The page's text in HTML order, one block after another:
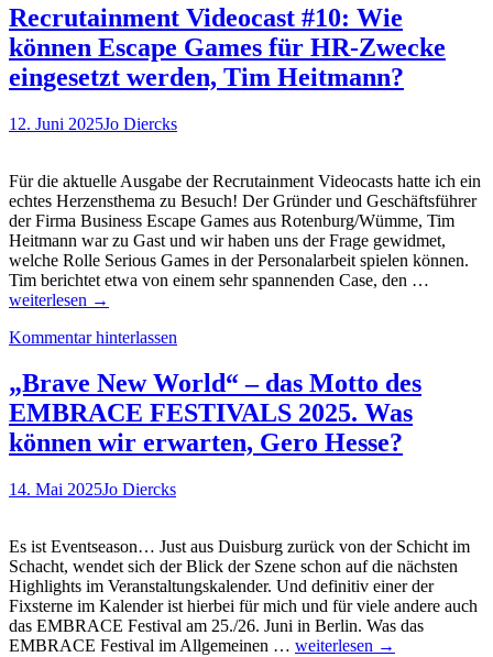
Berufswahl
im
Block-
Format:
Wie
im
Minecraft-
Projekt
des
Handwerks?
Recrutainment Videocast #10: Wie
können Escape Games für HR-Zwecke
eingesetzt werden, Tim Heitmann?
12. Juni 2025Jo Diercks
Für die aktuelle Ausgabe der Recrutainment Videocasts hatte ich ein
echtes Herzensthema zu Besuch! Der Gründer und Geschäftsführer
der Firma Business Escape Games aus Rotenburg/Wümme, Tim
Heitmann war zu Gast und wir haben uns der Frage gewidmet,
welche Rolle Serious Games in der Personalarbeit spielen können.
Tim berichtet etwa von einem sehr spannenden Case, den …
weiterlesen →
Kommentar hinterlassen
„Brave New World“ – das Motto des
EMBRACE FESTIVALS 2025. Was
können wir erwarten, Gero Hesse?
14. Mai 2025Jo Diercks
Es ist Eventseason… Just aus Duisburg zurück von der Schicht im
Schacht, wendet sich der Blick der Szene schon auf die nächsten
Highlights im Veranstaltungskalender. Und definitiv einer der
Fixsterne im Kalender ist hierbei für mich und für viele andere auch
das EMBRACE Festival am 25./26. Juni in Berlin. Was das
EMBRACE Festival im Allgemeinen … „Brave
weiterlesen →